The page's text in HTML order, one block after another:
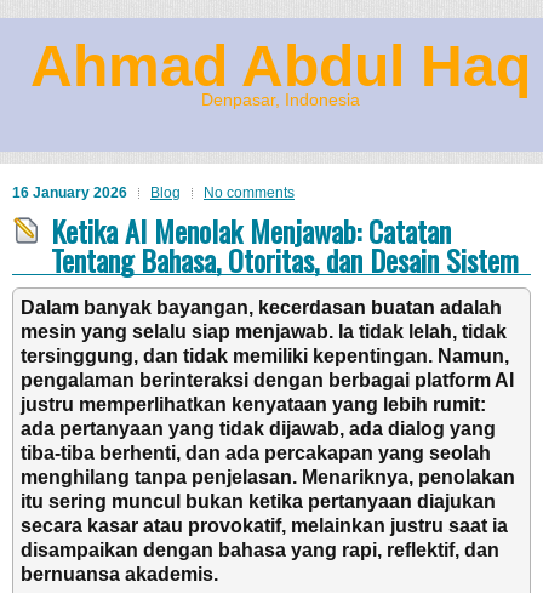
Ahmad Abdul Haq
Denpasar, Indonesia
16 January 2026 Blog No comments
Ketika AI Menolak Menjawab: Catatan
Tentang Bahasa, Otoritas, dan Desain Sistem
Dalam banyak bayangan, kecerdasan buatan adalah
mesin yang selalu siap menjawab. Ia tidak lelah, tidak
tersinggung, dan tidak memiliki kepentingan. Namun,
pengalaman berinteraksi dengan berbagai platform AI
justru memperlihatkan kenyataan yang lebih rumit:
ada pertanyaan yang tidak dijawab, ada dialog yang
tiba-tiba berhenti, dan ada percakapan yang seolah
menghilang tanpa penjelasan. Menariknya, penolakan
itu sering muncul bukan ketika pertanyaan diajukan
secara kasar atau provokatif, melainkan justru saat ia
disampaikan dengan bahasa yang rapi, reflektif, dan
bernuansa akademis.